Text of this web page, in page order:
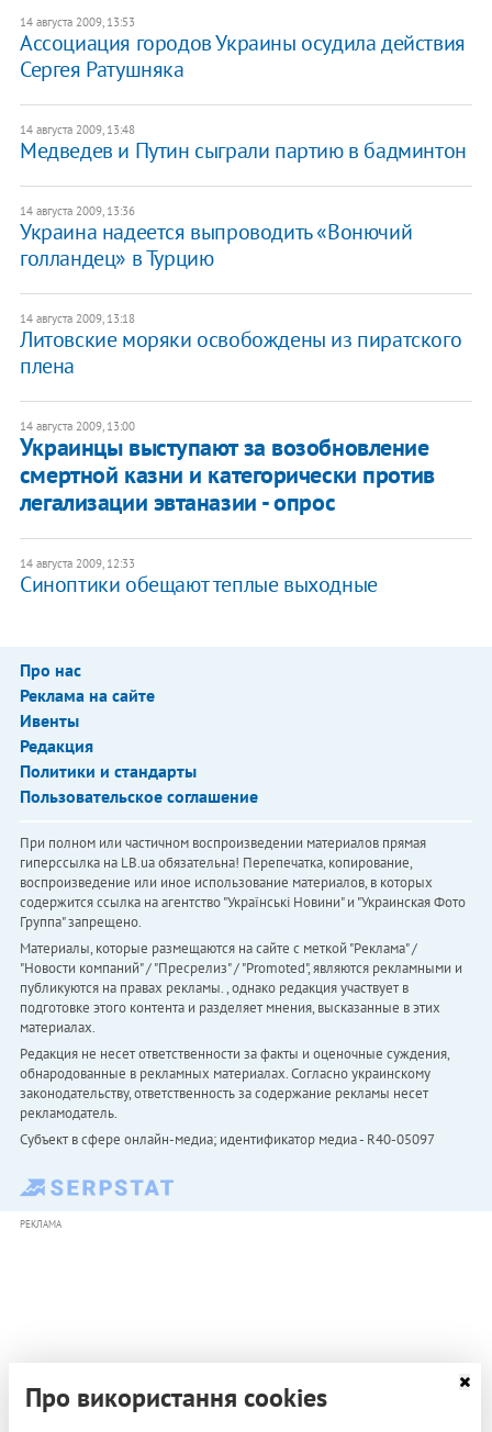
14 августа 2009, 13:53
Ассоциация городов Украины осудила действия
Сергея Ратушняка
14 августа 2009, 13:48
Медведев и Путин сыграли партию в бадминтон
14 августа 2009, 13:36
Украина надеется выпроводить «Вонючий
голландец» в Турцию
14 августа 2009, 13:18
Литовские моряки освобождены из пиратского
плена
14 августа 2009, 13:00
Украинцы выступают за возобновление
смертной казни и категорически против
легализации эвтаназии - опрос
14 августа 2009, 12:33
Синоптики обещают теплые выходные
Про нас
Реклама на сайте
Ивенты
Редакция
Политики и стандарты
Пользовательское соглашение
При полном или частичном воспроизведении материалов прямая
гиперссылка на LB.ua обязательна! Перепечатка, копирование,
воспроизведение или иное использование материалов, в которых
содержится ссылка на агентство "Українськi Новини" и "Украинская Фото
Группа" запрещено.
Материалы, которые размещаются на сайте с меткой "Реклама" /
"Новости компаний" / "Пресрелиз" / "Promoted", являются рекламными и
публикуются на правах рекламы. , однако редакция участвует в
подготовке этого контента и разделяет мнения, высказанные в этих
материалах.
Редакция не несет ответственности за факты и оценочные суждения,
обнародованные в рекламных материалах. Согласно украинскому
законодательству, ответственность за содержание рекламы несет
рекламодатель.
Субъект в сфере онлайн-медиа; идентификатор медиа - R40-05097
РЕКЛАМА
Про використання cookies